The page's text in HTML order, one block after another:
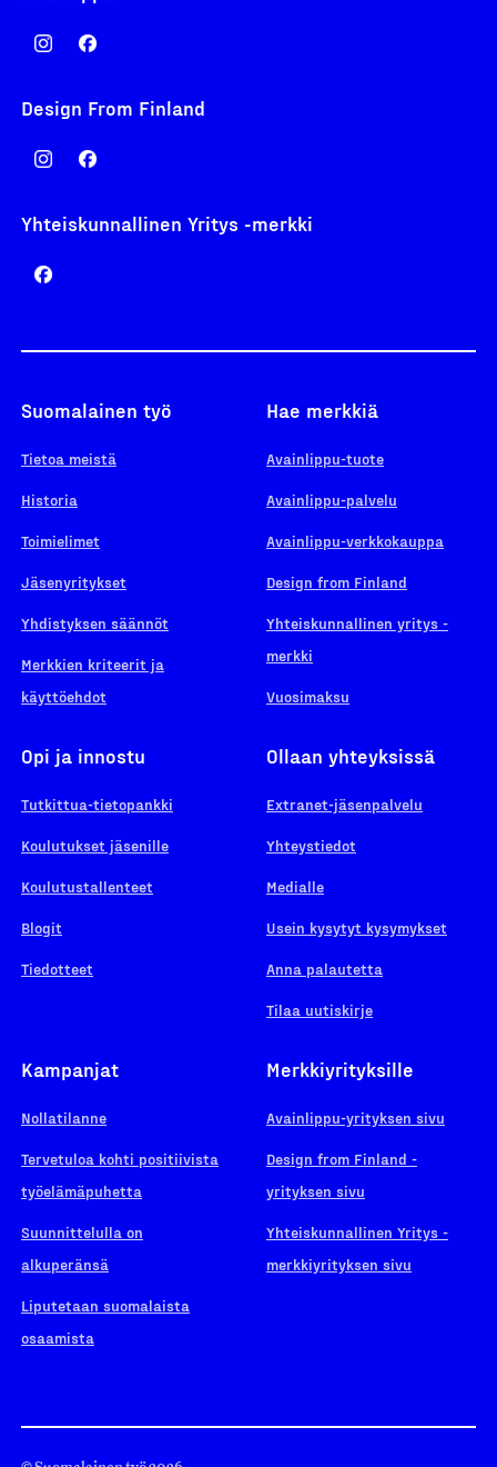
Design From Finland
Yhteiskunnallinen Yritys -merkki
Suomalainen työ
Tietoa meistä
Historia
Toimielimet
Jäsenyritykset
Yhdistyksen säännöt
Merkkien kriteerit ja
käyttöehdot
Hae merkkiä
Avainlippu-tuote
Avainlippu-palvelu
Avainlippu-verkkokauppa
Design from Finland
Yhteiskunnallinen yritys -
merkki
Vuosimaksu
Opi ja innostu
Tutkittua-tietopankki
Koulutukset jäsenille
Koulutustallenteet
Blogit
Tiedotteet
Ollaan yhteyksissä
Extranet-jäsenpalvelu
Yhteystiedot
Medialle
Usein kysytyt kysymykset
Anna palautetta
Tilaa uutiskirje
Kampanjat
Nollatilanne
Tervetuloa kohti positiivista
työelämäpuhetta
Suunnittelulla on
alkuperänsä
Liputetaan suomalaista
osaamista
Merkkiyrityksille
Avainlippu-yrityksen sivu
Design from Finland -
yrityksen sivu
Yhteiskunnallinen Yritys -
merkkiyrityksen sivu